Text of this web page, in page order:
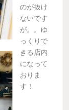
のが抜け
ないです
が。。ゆ
っくりで
きる店内
になって
おりま
す！